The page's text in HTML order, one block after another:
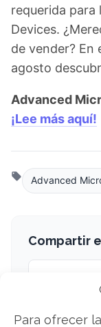
Para ofrecer
requerida para
Devices.
de vender? En
agosto
Advanced
¡Lee más aquí!
Advanced
Compartir